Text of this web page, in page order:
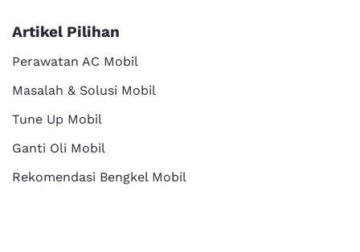
Artikel Pilihan
Perawatan AC Mobil
Masalah & Solusi Mobil
Tune Up Mobil
Ganti Oli Mobil
Rekomendasi Bengkel Mobil